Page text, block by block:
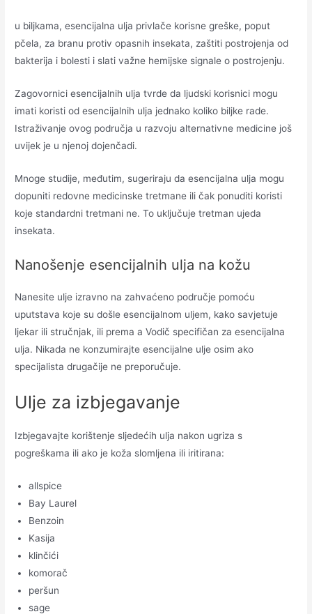
u biljkama, esencijalna ulja privlače korisne greške, poput
pčela, za branu protiv opasnih insekata, zaštiti postrojenja od
bakterija i bolesti i slati važne hemijske signale o postrojenju.
Zagovornici esencijalnih ulja tvrde da ljudski korisnici mogu
imati koristi od esencijalnih ulja jednako koliko biljke rade.
Istraživanje ovog područja u razvoju alternativne medicine još
uvijek je u njenoj dojenčadi.
Mnoge studije, međutim, sugeriraju da esencijalna ulja mogu
dopuniti redovne medicinske tretmane ili čak ponuditi koristi
koje standardni tretmani ne. To uključuje tretman ujeda
insekata.
Nanošenje esencijalnih ulja na kožu
Nanesite ulje izravno na zahvaćeno područje pomoću
uputstava koje su došle esencijalnom uljem, kako savjetuje
ljekar ili stručnjak, ili prema a Vodič specifičan za esencijalna
ulja. Nikada ne konzumirajte esencijalne ulje osim ako
specijalista drugačije ne preporučuje.
Ulje za izbjegavanje
Izbjegavajte korištenje sljedećih ulja nakon ugriza s
pogreškama ili ako je koža slomljena ili iritirana:
allspice
Bay Laurel
Benzoin
Kasija
klinčići
komorač
peršun
sage